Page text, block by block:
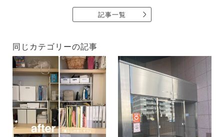
記事一覧
同じカテゴリーの記事